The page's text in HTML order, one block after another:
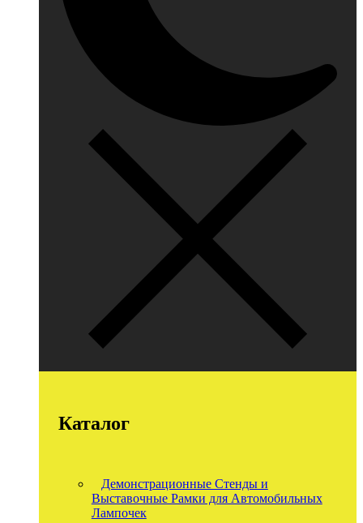
Каталог
Демонстрационные Стенды и
Выставочные Рамки для Автомобильных
Лампочек